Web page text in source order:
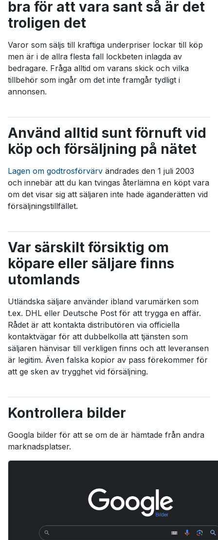
bra för att vara sant så är det
troligen det
Varor som säljs till kraftiga underpriser lockar till köp
men är i de allra flesta fall lockbeten inlagda av
bedragare. Fråga alltid om varans skick och vilka
tillbehör som ingår om det inte framgår tydligt i
annonsen.
Använd alltid sunt förnuft vid
köp och försäljning på nätet
Lagen om godtrosförvärv ändrades den 1 juli 2003
och innebär att du kan tvingas återlämna en köpt vara
om det visar sig att säljaren inte hade äganderätten vid
försäljningstillfället.
Var särskilt försiktig om
köpare eller säljare finns
utomlands
Utländska säljare använder ibland varumärken som
t.ex. DHL eller Deutsche Post för att trygga en affär.
Rådet är att kontakta distributören via officiella
kontaktvägar för att dubbelkolla att tjänsten som
säljaren hänvisar till verkligen finns och att leveransen
är legitim. Även falska kopior av pass förekommer för
att ge sken av trygghet vid försäljning.
Kontrollera bilder
Googla bilder för att se om de är hämtade från andra
marknadsplatser.